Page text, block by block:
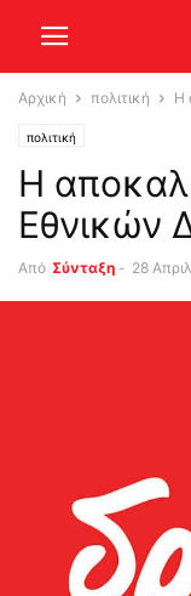
Αρχική πολιτική Η
πολιτική
Η
Εθνικών
Από Σύνταξη - 28